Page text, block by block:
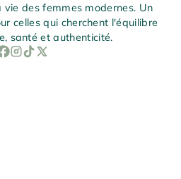
des femmes modernes. Un
celles qui cherchent l'équilibre
santé et authenticité.